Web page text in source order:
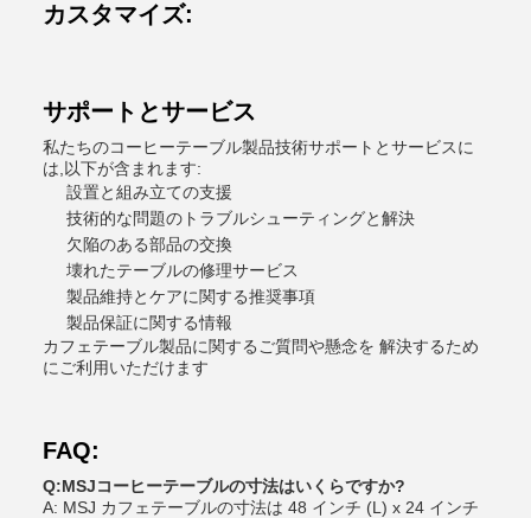
カスタマイズ:
サポートとサービス
私たちのコーヒーテーブル製品技術サポートとサービスに
は,以下が含まれます:
設置と組み立ての支援
技術的な問題のトラブルシューティングと解決
欠陥のある部品の交換
壊れたテーブルの修理サービス
製品維持とケアに関する推奨事項
製品保証に関する情報
カフェテーブル製品に関するご質問や懸念を 解決するため
にご利用いただけます
FAQ:
Q:MSJコーヒーテーブルの寸法はいくらですか?
A: MSJ カフェテーブルの寸法は 48 インチ (L) x 24 インチ